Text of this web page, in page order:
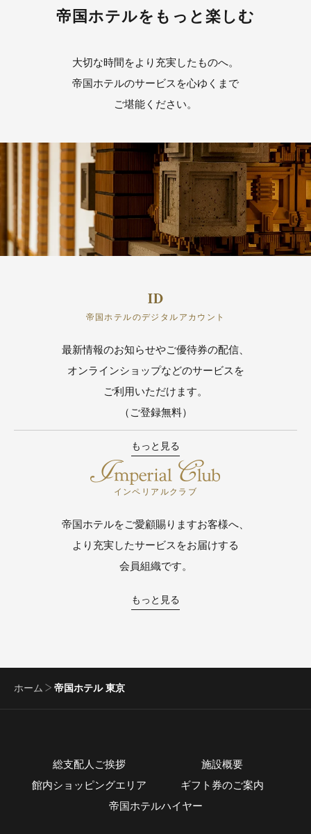
帝国ホテルをもっと楽しむ
大切な時間をより充実したものへ。
帝国ホテルのサービスを心ゆくまで
ご堪能ください。
帝国ホテルのデジタルアカウント
最新情報のお知らせやご優待券の配信、
オンラインショップなどのサービスを
ご利用いただけます。
（ご登録無料）
もっと見る
インペリアルクラブ
帝国ホテルをご愛顧賜りますお客様へ、
より充実したサービスをお届けする
会員組織です。
もっと見る
ホーム 帝国ホテル 東京
総支配人ご挨拶
施設概要
館内ショッピングエリア
ギフト券のご案内
帝国ホテルハイヤー